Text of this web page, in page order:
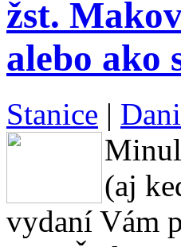
žst.
alebo ako
Stanice |
(aj
vydaní Vám